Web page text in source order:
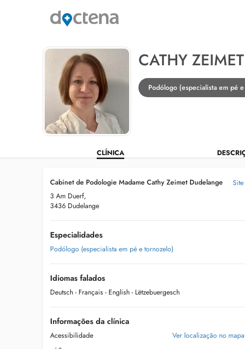
CATHY ZEIMET
Podólogo (especialista em pé
CLÍNICA
Cabinet de Podologie Madame Cathy Zeimet Dudelange
3 Am Duerf,
3436 Dudelange
Especialidades
Podólogo (especialista em pé e tornozelo)
Idiomas falados
Deutsch - Français - English - Lëtzebuergesch
Informações da clínica
Acessibilidade Ver localização no mapa